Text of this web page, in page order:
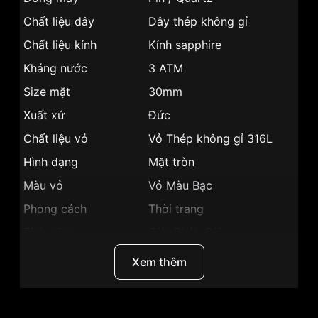
Chất liệu dây
Dây thép không gỉ
Chất liệu kính
Kính sapphire
Kháng nước
3 ATM
Size mặt
30mm
Xuất xứ
Đức
Chất liệu vỏ
Vỏ Thép không gỉ 316L
Hình dạng
Mặt tròn
Màu vỏ
Vỏ Màu Bạc
Phong cách
Thời trang
6mm
Mặt khảm trai
Xem thêm